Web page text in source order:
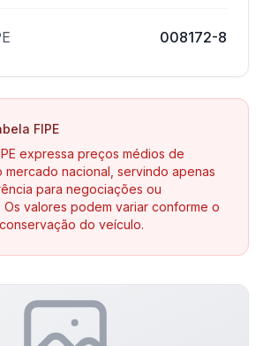
008172-8
FIPE
expressa preços médios de
mercado nacional, servindo apenas
para negociações ou
Os valores podem variar conforme o
do veículo.